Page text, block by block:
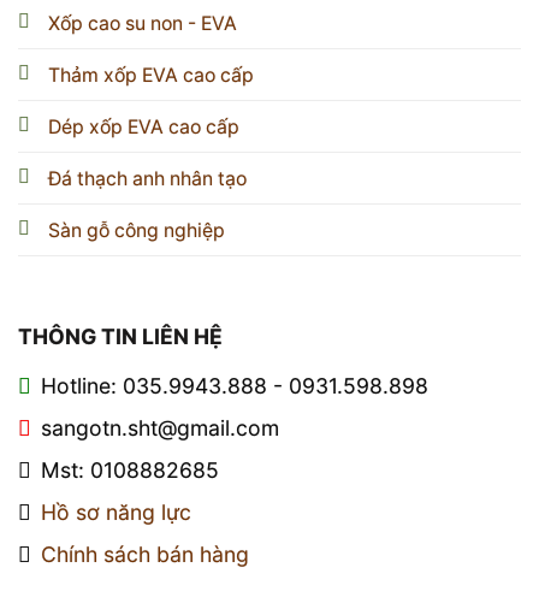
Xốp cao su non - EVA
Thảm xốp EVA cao cấp
Dép xốp EVA cao cấp
Đá thạch anh nhân tạo
Sàn gỗ công nghiệp
THÔNG TIN LIÊN HỆ
Hotline: 035.9943.888 - 0931.598.898
sangotn.sht@gmail.com
Mst: 0108882685
Hồ sơ năng lực
Chính sách bán hàng